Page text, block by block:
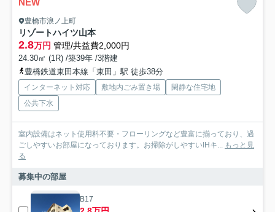
豊橋市浪ノ上町
リゾートハイツ山本
2.8万円 管理/共益費2,000円
24.30㎡ (1R) /築39年 /3階建
豊橋鉄道東田本線「東田」駅 徒歩38分
インターネット対応 敷地内ごみ置き場
閑静な住宅地
公共下水
室内設備はネット使用料不要・フローリングなど豊富に揃っており、過
ごしやすいお部屋になっております。お掃除がしやすいIHキ...
もっと見
る
募集中の部屋
B17